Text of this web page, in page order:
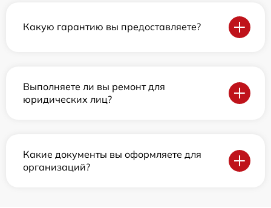
Какую гарантию вы предоставляете?
Выполняете ли вы ремонт для
юридических лиц?
Какие документы вы оформляете для
организаций?